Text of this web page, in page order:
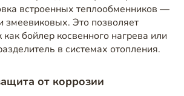
встроенных теплообменников —
змеевиковых. Это позволяет
как бойлер косвенного нагрева или
в системах отопления.
от коррозии